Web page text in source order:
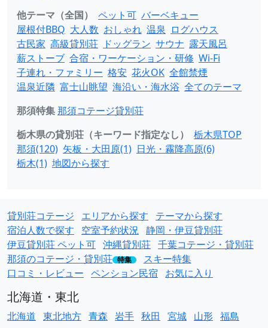
他テーマ（全国）
ペット可 バーベキュー
屋根付BBQ 大人数 おしゃれ 温泉 ログハウス
古民家 高級貸別荘 ドッグラン サウナ 露天風呂
薪ストーブ 合宿・ワーケーション・研修 Wi-Fi
子連れ・ファミリー 格安 花火OK 全館禁煙
温泉近隣 富士山眺望 海沿い・海水浴 全てのテーマ
那須特集那須コテージ貸別荘
栃木県の貸別荘（キーワード指定なし）
栃木県TOP
那須(120) 矢板・大田原(1) 日光・霧降高原(6)
栃木(1) 地図から探す
貸別荘コテージ エリアから探す
テーマから探す
宿泊人数で探す
空室予約状況 静岡・伊豆貸別荘
伊豆貸別荘 ペット可 沖縄貸別荘 千葉コテージ・貸別荘
那須のコテージ・貸別荘 特集
スキー特集
口コミ・レビュー ペンション民宿 お気に入り
北海道・東北
北海道 東北地方 青森 岩手 秋田 宮城 山形 福島